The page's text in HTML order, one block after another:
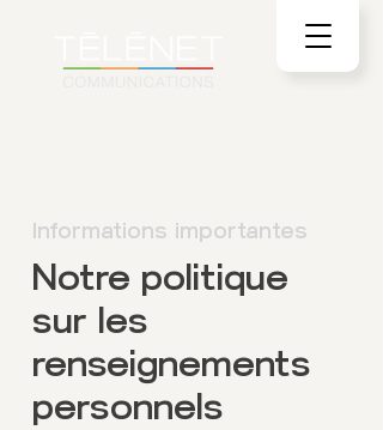
Informations importantes
Notre politique
sur les
renseignements
personnels